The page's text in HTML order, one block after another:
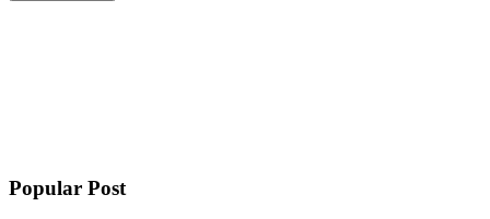
Popular Post